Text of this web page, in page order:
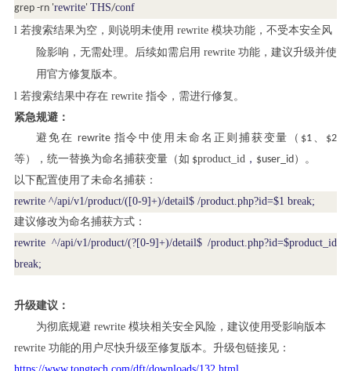
grep -rn 'rewrite' THS/conf
l 若搜索结果为空，则说明未使用 rewrite 模块功能，不受本安全风
险影响，无需处理。后续如需启用 rewrite 功能，建议升级并使
用官方修复版本。
l 若搜索结果中存在 rewrite 指令，需进行修复。
紧急规避：
避免在 rewrite 指令中使用未命名正则捕获变量（ $1 、 $2
等），统一替换为命名捕获变量（如 $product_id， $user_id） 。
以下配置使用了未命名捕获：
rewrite ^/api/v1/product/([0-9]+)/detail$ /product.php?id=$1 break;
建议修改为命名捕获方式：
rewrite ^/api/v1/product/(?[0-9]+)/detail$ /product.php?id=$product_id
break;
升级建议：
为彻底规避 rewrite 模块相关安全风险，建议使用受影响版本
rewrite 功能的用户尽快升级至修复版本。升级包链接见：